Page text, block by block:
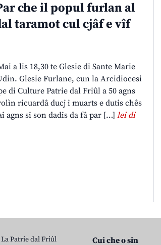
che il popul furlan al
taramot cul cjâf e vîf
a lis 18,30 te Glesie di Sante Marie
Glesie Furlane, cun la Arcidiocesi
di Culture Patrie dal Friûl a 50 agns
ricuardâ ducj i muarts e dutis chês
agns si son dadis da fâ par […] lei di
Patrie dal Friûl Cui che o sin